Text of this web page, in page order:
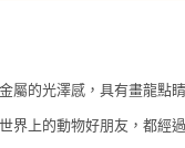
屬的光澤感，具有畫龍點
上的動物好朋友，都經